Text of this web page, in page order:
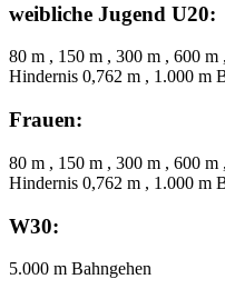
weibliche Jugend U20:
80 m , 150 m , 300 m , 600
Hindernis 0,762 m , 1.000 m
Frauen:
80 m , 150 m , 300 m , 600
Hindernis 0,762 m , 1.000 m
W30:
5.000 m Bahngehen